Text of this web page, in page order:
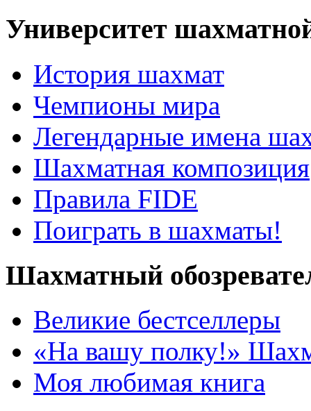
Университет
История шахмат
Чемпионы мира
Легендарные имена
Шахматная композиция
Правила FIDE
Поиграть в шахматы!
Шахматный
Великие бестселлеры
«На вашу полку!»
Моя любимая книга